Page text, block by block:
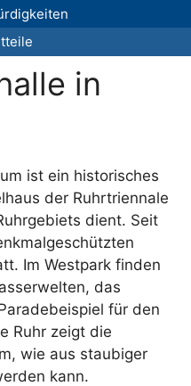
in
ist ein historisches
der Ruhrtriennale
dient. Seit
Im Westpark finden
das
für den
Ruhr zeigt die
wie aus staubiger
kann.